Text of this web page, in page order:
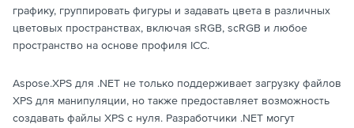
графику, группировать фигуры и задавать цвета в различных
цветовых пространствах, включая sRGB, scRGB и любое
пространство на основе профиля ICC.
Aspose.XPS для .NET не только поддерживает загрузку файлов
XPS для манипуляции, но также предоставляет возможность
создавать файлы XPS с нуля. Разработчики .NET могут